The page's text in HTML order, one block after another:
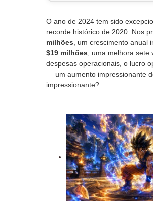
O ano de 2024 tem sido
recorde histórico de 2020. Nos
milhões , um crescimento
$19 milhões , uma melhora
despesas operacionais, o lucro
— um aumento impressionante
impressionante?